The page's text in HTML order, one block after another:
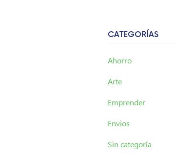
CATEGORÍAS
Ahorro
Arte
Emprender
Envios
Sin categoría